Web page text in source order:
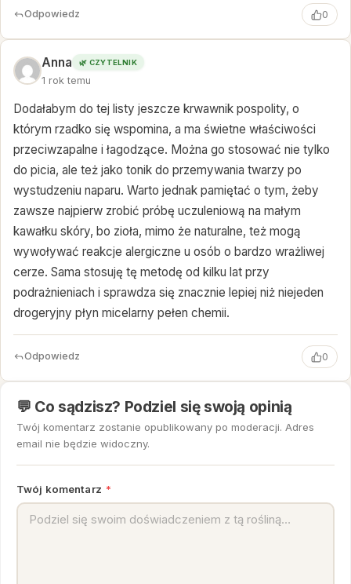
Odpowiedz 0
Anna 🌿 CZYTELNIK
1 rok temu
Dodałabym do tej listy jeszcze krwawnik pospolity, o
którym rzadko się wspomina, a ma świetne właściwości
przeciwzapalne i łagodzące. Można go stosować nie tylko
do picia, ale też jako tonik do przemywania twarzy po
wystudzeniu naparu. Warto jednak pamiętać o tym, żeby
zawsze najpierw zrobić próbę uczuleniową na małym
kawałku skóry, bo zioła, mimo że naturalne, też mogą
wywoływać reakcje alergiczne u osób o bardzo wrażliwej
cerze. Sama stosuję tę metodę od kilku lat przy
podrażnieniach i sprawdza się znacznie lepiej niż niejeden
drogeryjny płyn micelarny pełen chemii.
Odpowiedz 0
💬 Co sądzisz? Podziel się swoją opinią
Twój komentarz zostanie opublikowany po moderacji. Adres
email nie będzie widoczny.
Twój komentarz *